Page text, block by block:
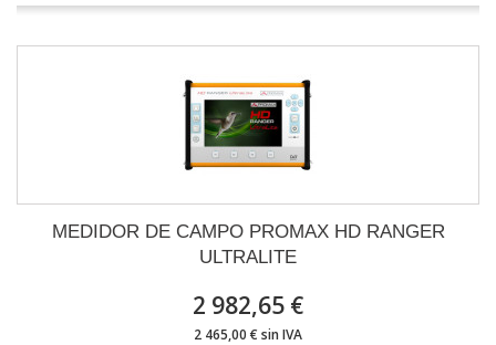
MEDIDOR DE CAMPO PROMAX HD RANGER
ULTRALITE
2 982,65 €
2 465,00 € sin IVA